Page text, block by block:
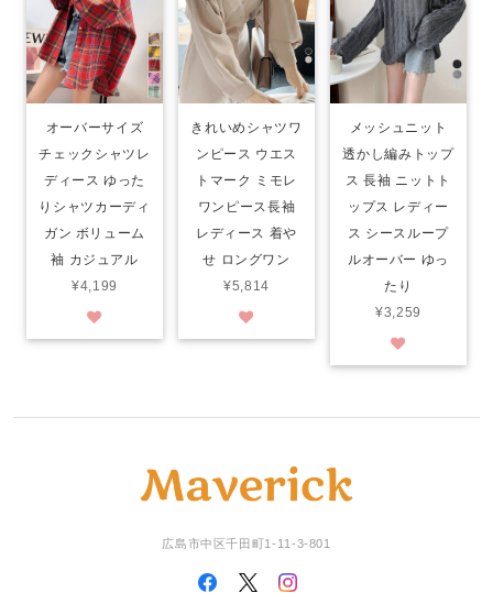
オーバーサイズ
チェックシャツレ
ディース ゆった
りシャツカーディ
ガン ボリューム
袖 カジュアル
¥4,199
きれいめシャツワ
ンピース ウエス
トマーク ミモレ
ワンピース長袖
レディース 着や
せ ロングワン
¥5,814
メッシュニット
透かし編みトップ
ス 長袖 ニットト
ップス レディー
ス シースループ
ルオーバー ゆっ
たり
¥3,259
広島市中区千田町1-11-3-801